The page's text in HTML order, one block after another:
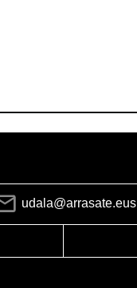
udala@arrasate.eus